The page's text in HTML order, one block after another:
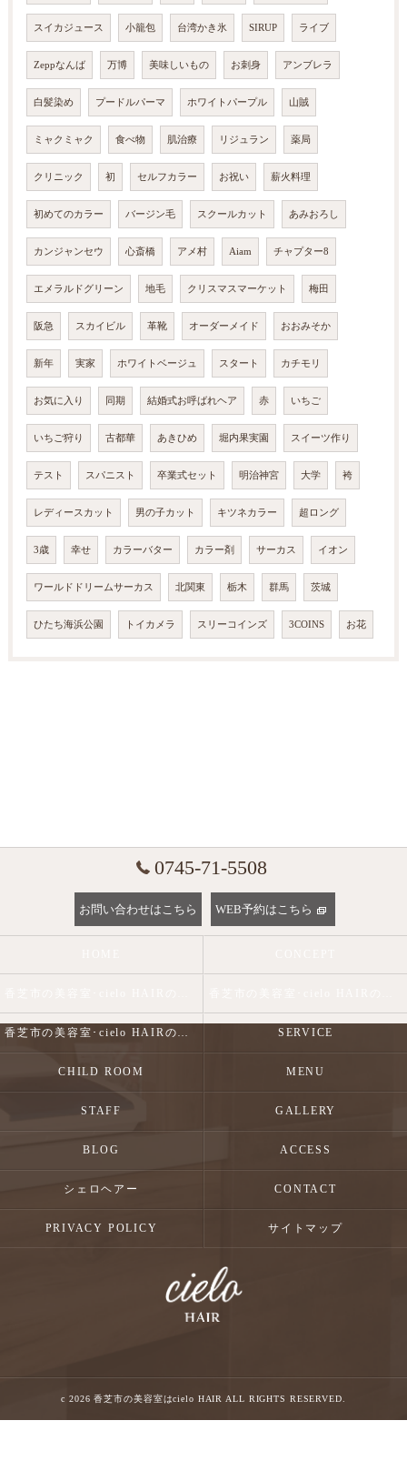
スイカジュース 小籠包 台湾かき氷 SIRUP ライブ
Zeppなんば 万博 美味しいもの お刺身 アンブレラ
白髪染め プードルパーマ ホワイトパープル 山賊
ミャクミャク 食べ物 肌治療 リジュラン 薬局
クリニック 初 セルフカラー お祝い 薪火料理
初めてのカラー バージン毛 スクールカット あみおろし
カンジャンセウ 心斎橋 アメ村 Aiam チャプター8
エメラルドグリーン 地毛 クリスマスマーケット 梅田
阪急 スカイビル 革靴 オーダーメイド おおみそか
新年 実家 ホワイトベージュ スタート カチモリ
お気に入り 同期 結婚式お呼ばれヘア 赤 いちご
いちご狩り 古都華 あきひめ 堀内果実園 スイーツ作り
テスト スパニスト 卒業式セット 明治神宮 大学 袴
レディースカット 男の子カット キツネカラー 超ロング
3歳 幸せ カラーバター カラー剤 サーカス イオン
ワールドドリームサーカス 北関東 栃木 群馬 茨城
ひたち海浜公園 トイカメラ スリーコインズ 3COINS お花
0745-71-5508
お問い合わせはこちら WEB予約はこちら
香芝市の美容室･cielo HAIRのお客様の声 SERVICE
CHILD ROOM MENU
STAFF GALLERY
BLOG ACCESS
シェロヘアー CONTACT
PRIVACY POLICY サイトマップ
c 2026 香芝市の美容室はcielo HAIR ALL RIGHTS RESERVED.